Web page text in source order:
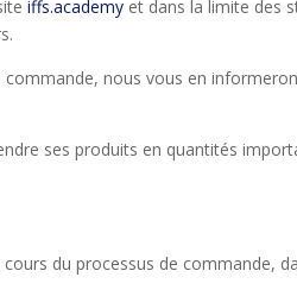
iffs.academy et dans la limite des
commande, nous vous en
ses produits en quantités
du processus de commande,